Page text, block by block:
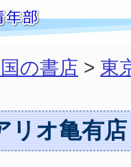
の書店 > 東
オ亀有店